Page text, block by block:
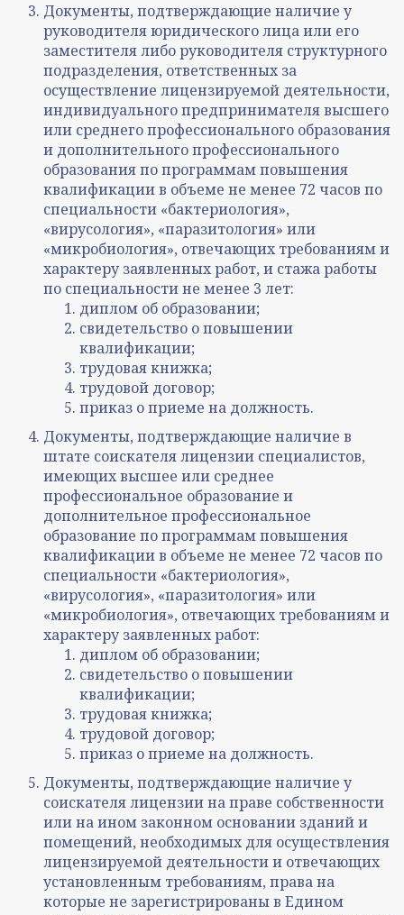
Документы, подтверждающие наличие у
руководителя юридического лица или его
заместителя либо руководителя структурного
подразделения, ответственных за
осуществление лицензируемой деятельности,
индивидуального предпринимателя высшего
или среднего профессионального образования
и дополнительного профессионального
образования по программам повышения
квалификации в объеме не менее 72 часов по
специальности «бактериология»,
«вирусология», «паразитология» или
«микробиология», отвечающих требованиям и
характеру заявленных работ, и стажа работы
по специальности не менее 3 лет:
диплом об образовании;
свидетельство о повышении
квалификации;
трудовая книжка;
трудовой договор;
приказ о приеме на должность.
Документы, подтверждающие наличие в
штате соискателя лицензии специалистов,
имеющих высшее или среднее
профессиональное образование и
дополнительное профессиональное
образование по программам повышения
квалификации в объеме не менее 72 часов по
специальности «бактериология»,
«вирусология», «паразитология» или
«микробиология», отвечающих требованиям и
характеру заявленных работ:
диплом об образовании;
свидетельство о повышении
квалификации;
трудовая книжка;
трудовой договор;
приказ о приеме на должность.
Документы, подтверждающие наличие у
соискателя лицензии на праве собственности
или на ином законном основании зданий и
помещений, необходимых для осуществления
лицензируемой деятельности и отвечающих
установленным требованиям, права на
которые не зарегистрированы в Едином